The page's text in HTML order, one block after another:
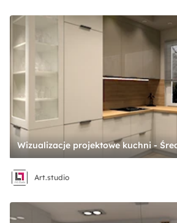
Art.studio